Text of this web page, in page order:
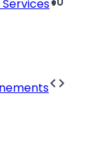
Services
code